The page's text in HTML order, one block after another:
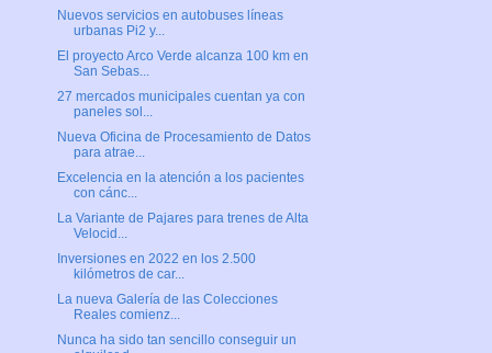
Nuevos servicios en autobuses líneas
urbanas Pi2 y...
El proyecto Arco Verde alcanza 100 km en
San Sebas...
27 mercados municipales cuentan ya con
paneles sol...
Nueva Oficina de Procesamiento de Datos
para atrae...
Excelencia en la atención a los pacientes
con cánc...
La Variante de Pajares para trenes de Alta
Velocid...
Inversiones en 2022 en los 2.500
kilómetros de car...
La nueva Galería de las Colecciones
Reales comienz...
Nunca ha sido tan sencillo conseguir un